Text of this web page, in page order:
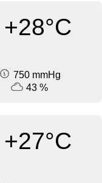
+28°C
750 mmHg
43 %
+27°C